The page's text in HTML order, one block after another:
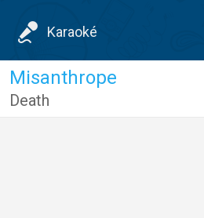
Karaoké
Misanthrope
Death